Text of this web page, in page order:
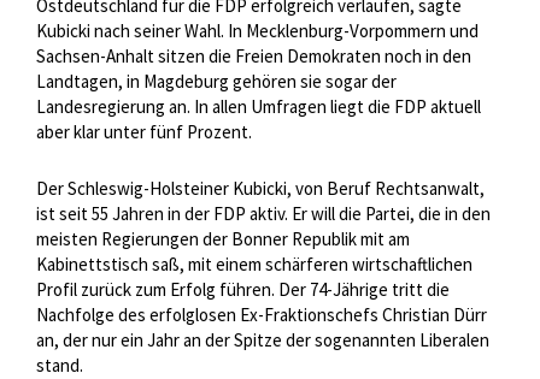
Ostdeutschland für die FDP erfolgreich verlaufen, sagte
Kubicki nach seiner Wahl. In Mecklenburg-Vorpommern und
Sachsen-Anhalt sitzen die Freien Demokraten noch in den
Landtagen, in Magdeburg gehören sie sogar der
Landesregierung an. In allen Umfragen liegt die FDP aktuell
aber klar unter fünf Prozent.
Der Schleswig-Holsteiner Kubicki, von Beruf Rechtsanwalt,
ist seit 55 Jahren in der FDP aktiv. Er will die Partei, die in den
meisten Regierungen der Bonner Republik mit am
Kabinettstisch saß, mit einem schärferen wirtschaftlichen
Profil zurück zum Erfolg führen. Der 74-Jährige tritt die
Nachfolge des erfolglosen Ex-Fraktionschefs Christian Dürr
an, der nur ein Jahr an der Spitze der sogenannten Liberalen
stand.